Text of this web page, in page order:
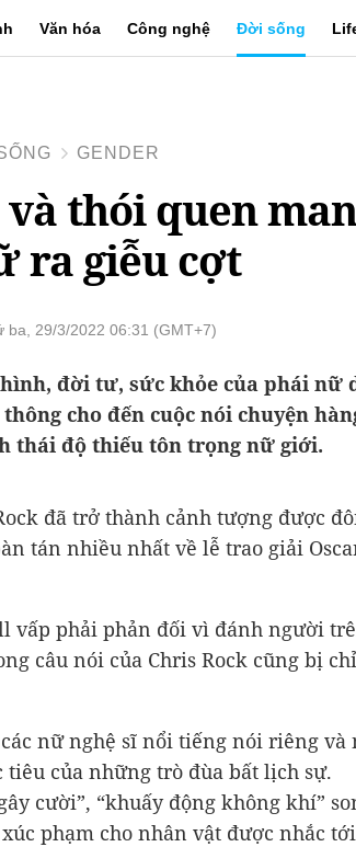
Văn hóa Công nghệ Đời sống
GENDER
thói quen
ra giễu cợt
ba, 29/3/2022 06:31 (GMT+7)
đời tư, sức khỏe của phái nữ
cho đến cuộc nói chuyện
thái độ thiếu tôn trọng nữ giới.
đã trở thành cảnh tượng được
tán nhiều nhất về lễ trao giải
vấp phải phản đối vì đánh người
câu nói của Chris Rock cũng bị chỉ
nữ nghệ sĩ nổi tiếng nói riêng và
của những trò đùa bất lịch sự.
cười”, “khuấy động không khí”
phạm cho nhân vật được nhắc